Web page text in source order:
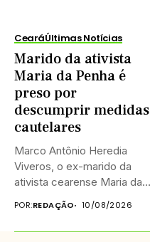
CearáÚltimas Notícias
Marido da ativista
Maria da Penha é
preso por
descumprir medidas
cautelares
Marco Antônio Heredia
Viveros, o ex-marido da
ativista cearense Maria da
POR:REDAÇÃO 10/08/2026